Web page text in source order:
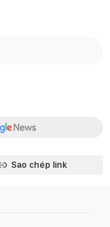
Sao chép link